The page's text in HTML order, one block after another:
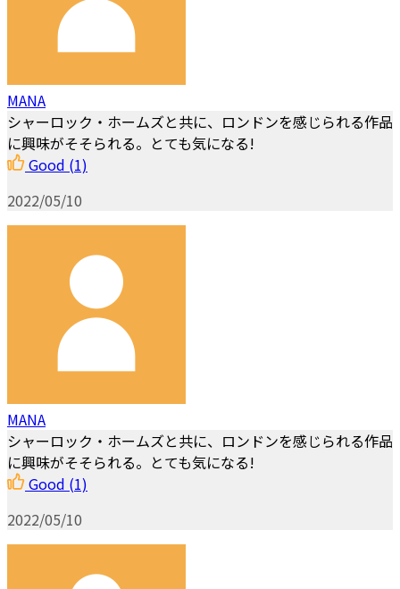
MANA
シャーロック・ホームズと共に、ロンドンを感じられる作品
に興味がそそられる。とても気になる!
Good (1)
2022/05/10
MANA
シャーロック・ホームズと共に、ロンドンを感じられる作品
に興味がそそられる。とても気になる!
Good (1)
2022/05/10